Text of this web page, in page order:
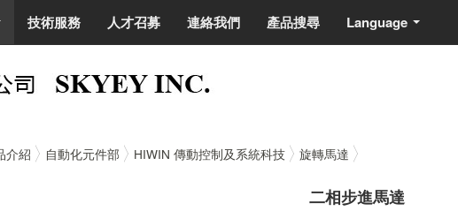
技術服務 人才召募 連絡我們 產品搜尋 Language
介紹 自動化元件部 HIWIN 傳動控制及系統科技 旋轉馬達
二相步進馬達